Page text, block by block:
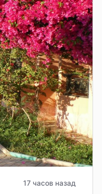
17 часов назад